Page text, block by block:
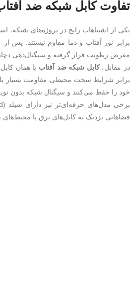
تفاوت کابل شبکه ضد
برابر نور آفتاب و دما مقاوم نیستند. پس
معرض رطوبت قرار گرفته و سیگنال‌دهی
در مقابل،کابل شبکه ضد آفتاب
برابر شرایط سخت محیطی مقاومت بسیار
خود را حفظ می‌کنند و سیگنال شبکه بدون
فضاهایی نزدیک به کابل‌های برق یا